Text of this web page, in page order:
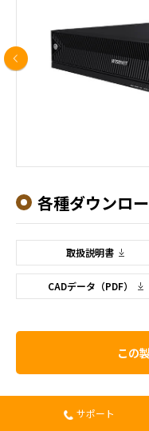
各種ダウンロ
取扱説明書
CADデータ（PDF）
この
サポート